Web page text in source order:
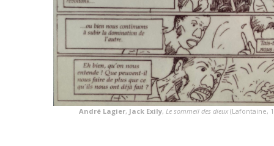
André Lagier, Jack Exily,Le sommeil des dieux (Lafontaine,